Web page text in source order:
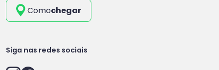
Comochegar
Siga nas redes sociais